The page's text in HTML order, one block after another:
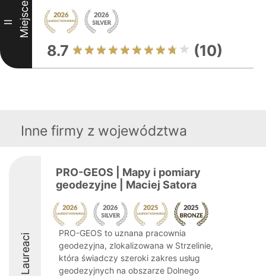
II Miejsce
8.7 (10)
Inne firmy z województwa
Laureaci
PRO-GEOS | Mapy i pomiary
geodezyjne | Maciej Satora
PRO-GEOS to uznana pracownia
geodezyjna, zlokalizowana w Strzelinie,
która świadczy szeroki zakres usług
geodezyjnych na obszarze Dolnego